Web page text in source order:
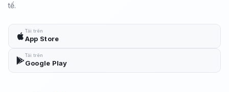
tế.
Tải trên
App Store
Tải trên
Google Play